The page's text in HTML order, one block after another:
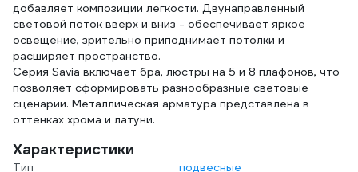
добавляет композиции легкости. Двунаправленный
световой поток вверх и вниз - обеспечивает яркое
освещение, зрительно приподнимает потолки и
расширяет пространство.
Серия Savia включает бра, люстры на 5 и 8 плафонов, что
позволяет сформировать разнообразные световые
сценарии. Металлическая арматура представлена в
оттенках хрома и латуни.
Характеристики
Тип
подвесные